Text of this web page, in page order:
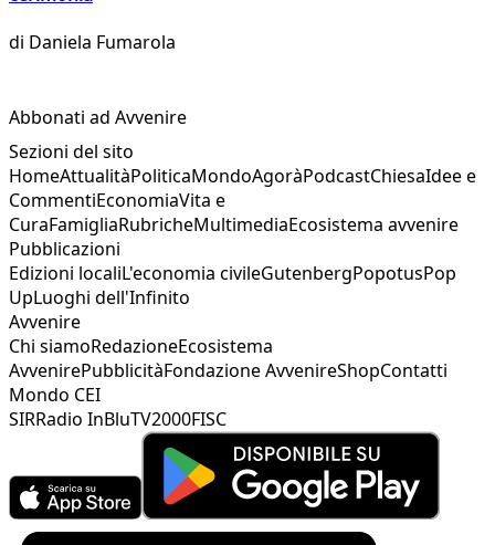
di Daniela Fumarola
Abbonati ad Avvenire
Sezioni del sito
HomeAttualitàPoliticaMondoAgoràPodcastChiesaIdee e
CommentiEconomiaVita e
CuraFamigliaRubricheMultimediaEcosistema avvenire
Pubblicazioni
Edizioni localiL'economia civileGutenbergPopotusPop
UpLuoghi dell'Infinito
Avvenire
Chi siamoRedazioneEcosistema
AvvenirePubblicitàFondazione AvvenireShopContatti
Mondo CEI
SIRRadio InBluTV2000FISC